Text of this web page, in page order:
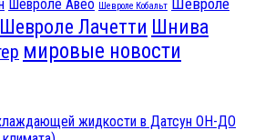
Шевроле Авео Шевроле Кобальт
Шевроле Лачетти Шнива
мировые новости
жидкости в Датсун ОН-ДО